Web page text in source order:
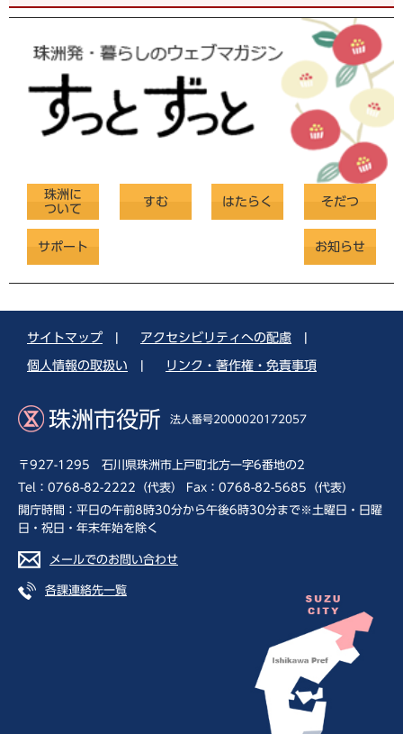
珠洲に
ついて
すむ はたらく そだつ
サポート お知らせ
サイトマップ アクセシビリティへの配慮
個人情報の取扱い リンク・著作権・免責事項
珠洲市役所 法人番号2000020172057
〒927-1295 石川県珠洲市上戸町北方一字6番地の2
Tel：0768-82-2222（代表） Fax：0768-82-5685（代表）
開庁時間：平日の午前8時30分から午後6時30分まで※土曜日・日曜
日・祝日・年末年始を除く
メールでのお問い合わせ
各課連絡先一覧